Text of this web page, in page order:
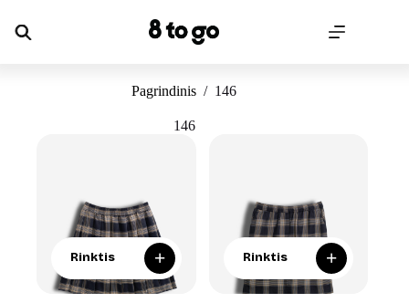
content
Pagrindinis / 146
146
Rinktis + Rinktis +